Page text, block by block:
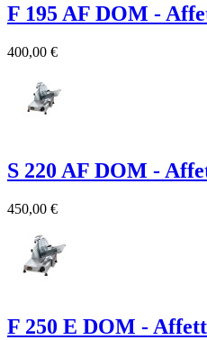
F 195 AF DOM -
400,00 €
S 220 AF DOM -
450,00 €
F 250 E DOM -